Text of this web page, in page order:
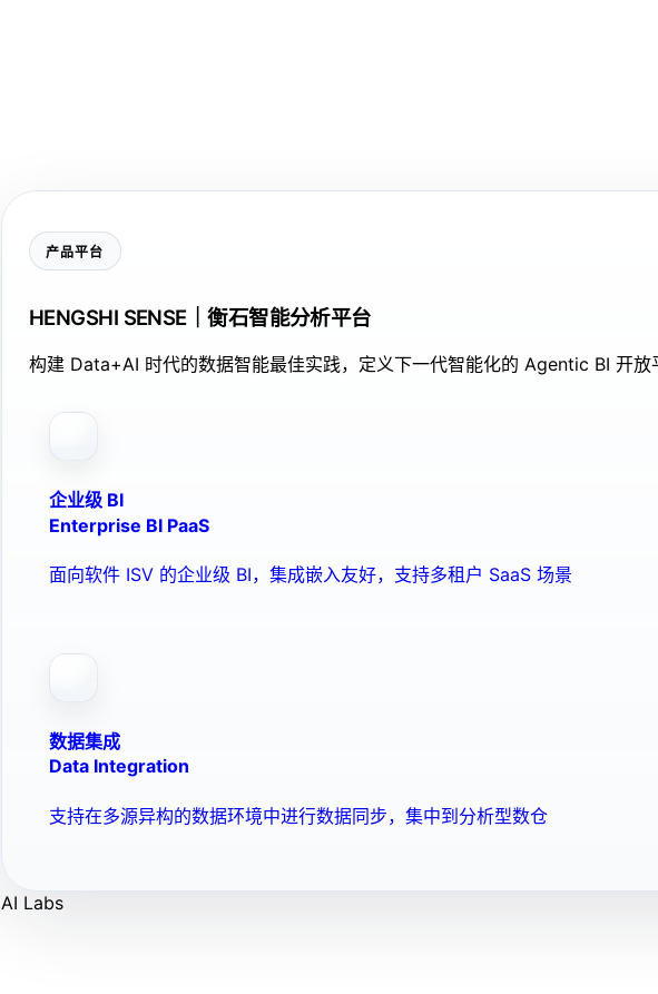
产品平台
HENGSHI SENSE｜衡石智能分析平台
构建 Data+AI 时代的数据智能最佳实践，定义下一代智能化的 Agentic BI 开
企业级 BI
Enterprise BI PaaS
面向软件 ISV 的企业级 BI，集成嵌入友好，支持多租户 SaaS 场景
数据集成
Data Integration
支持在多源异构的数据环境中进行数据同步，集中到分析型数仓
AI Labs